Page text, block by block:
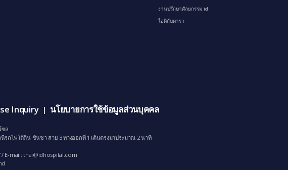
งานปรึกษาศัลยกรรม id
ไอดีกับดารา
Inquiry | นโยบายการใช้ข้อมูลส่วนบุคคล
ซล
รถไฟใต้ดิน ชินซา สาย 3 ทางออกที่ 1 เดินตรงมาประมาณ 2 นาที
/ E-mail:thai@idhospital.com